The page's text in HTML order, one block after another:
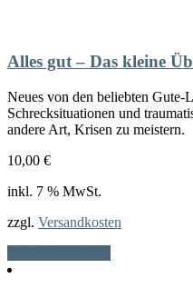
Alles gut – Das kleine
Neues von den beliebten Gute-
Schrecksituationen und
andere Art, Krisen zu meistern.
10,00 €
inkl. 7 % MwSt.
zzgl. Versandkosten